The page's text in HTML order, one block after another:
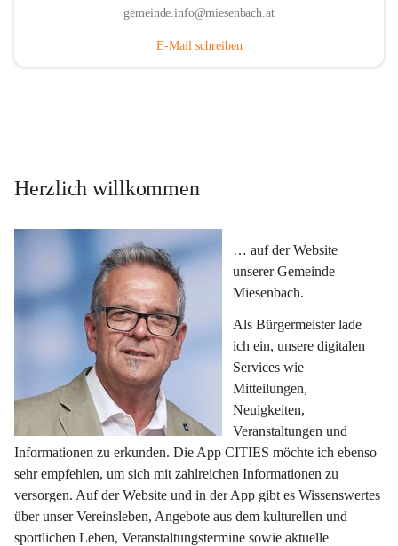
gemeinde.info@miesenbach.at
E-Mail schreiben
Herzlich willkommen
… auf der Website
unserer Gemeinde
Miesenbach.
Als Bürgermeister lade
ich ein, unsere digitalen
Services wie
Mitteilungen,
Neuigkeiten,
Veranstaltungen und
Informationen zu erkunden. Die App CITIES möchte ich ebenso
sehr empfehlen, um sich mit zahlreichen Informationen zu
versorgen. Auf der Website und in der App gibt es Wissenswertes
über unser Vereinsleben, Angebote aus dem kulturellen und
sportlichen Leben, Veranstaltungstermine sowie aktuelle